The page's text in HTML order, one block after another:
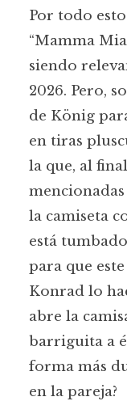
Por todo
“Mamma
siendo
2026. Pero,
de König
en tiras
la que, al
la camiseta
está
para que
Konrad lo
abre la
barriguita a
forma más
en la pareja?